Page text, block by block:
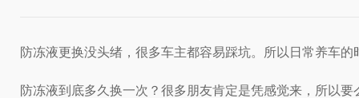
防冻液更换没头绪，很多车主都容易踩坑。所以日常养车
防冻液到底多久换一次？很多朋友肯定是凭感觉来，所以